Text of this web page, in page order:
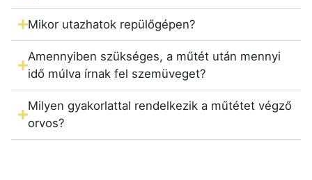
Mikor utazhatok repülőgépen?
Amennyiben szükséges, a műtét után mennyi
idő múlva írnak fel szemüveget?
Milyen gyakorlattal rendelkezik a műtétet végző
orvos?